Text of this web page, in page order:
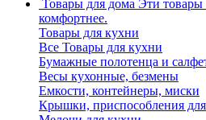
Товары для дома Эти товары
комфортнее.
Товары для кухни
Все Товары для кухни
Бумажные полотенца и
Весы кухонные, безмены
Емкости, контейнеры, миски
Крышки, приспособления